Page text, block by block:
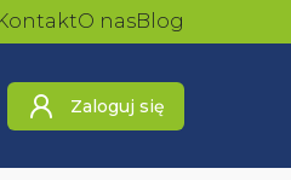
O nasBlog
Zaloguj się